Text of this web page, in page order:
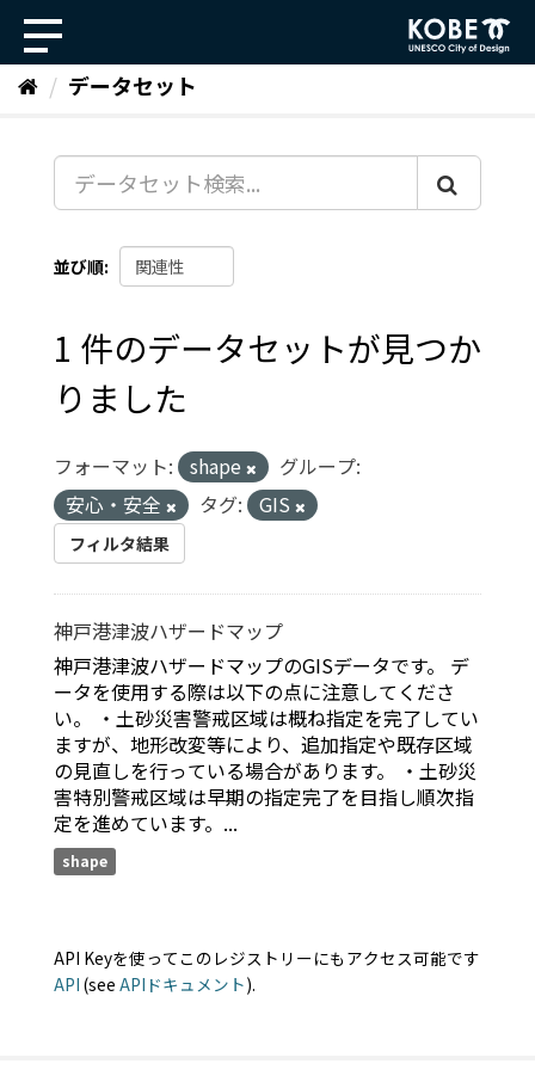
ッ
データセット
並び順
1 件のデータセットが見つか
りました
フォーマット: shape
グループ:
安心・安全
タグ: GIS
フィルタ結果
神戸港津波ハザードマップ
神戸港津波ハザードマップのGISデータです。 デ
ータを使用する際は以下の点に注意してくださ
い。 ・土砂災害警戒区域は概ね指定を完了してい
ますが、地形改変等により、追加指定や既存区域
の見直しを行っている場合があります。 ・土砂災
害特別警戒区域は早期の指定完了を目指し順次指
定を進めています。...
shape
API Keyを使ってこのレジストリーにもアクセス可能です
API (see APIドキュメント).